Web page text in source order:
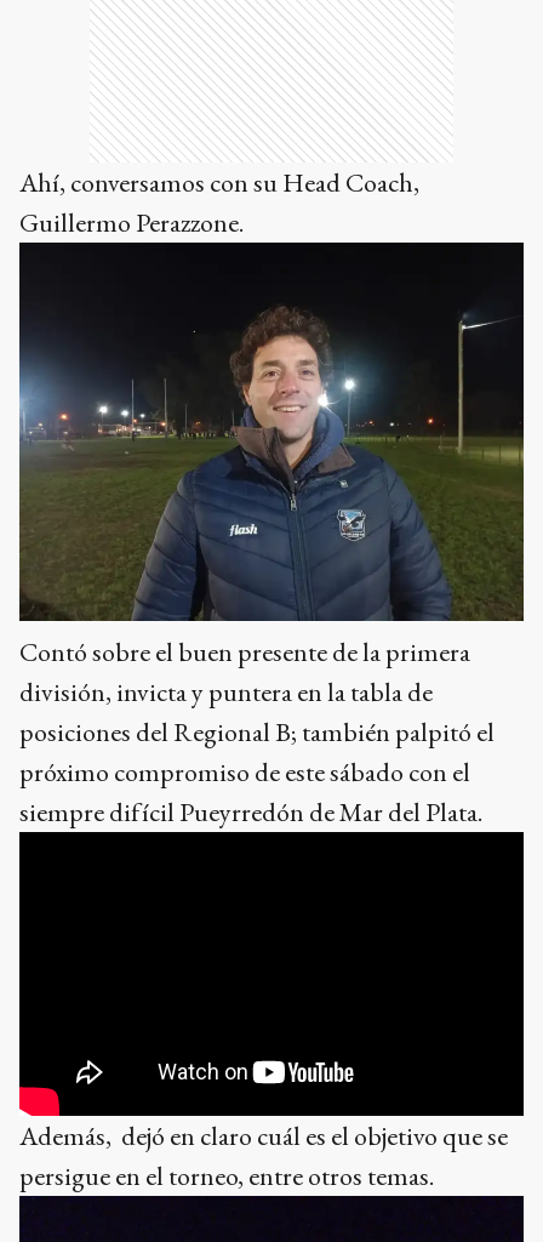
Ahí, conversamos con su Head Coach,
Guillermo Perazzone.
Contó sobre el buen presente de la primera
división, invicta y puntera en la tabla de
posiciones del Regional B; también palpitó el
próximo compromiso de este sábado con el
siempre difícil Pueyrredón de Mar del Plata.
Además, dejó en claro cuál es el objetivo que se
persigue en el torneo, entre otros temas.